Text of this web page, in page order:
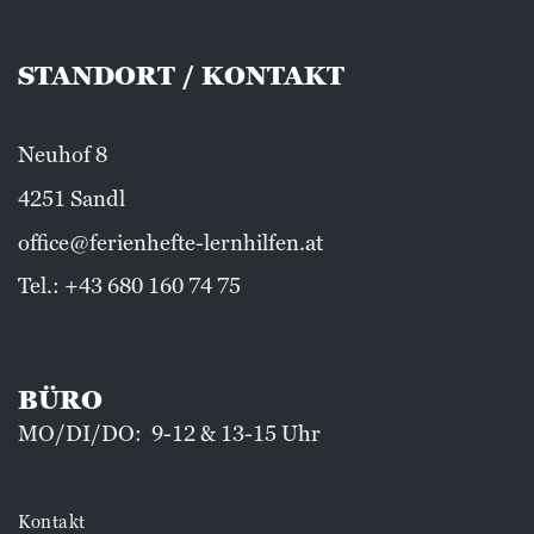
STANDORT / KONTAKT
Neuhof 8
4251 Sandl
office@ferienhefte-lernhilfen.at
Tel.: +43 680 160 74 75
BÜRO
MO/DI/DO: 9-12 & 13-15 Uhr
Kontakt